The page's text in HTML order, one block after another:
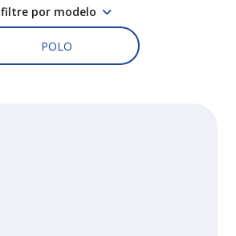
filtre por modelo
POLO